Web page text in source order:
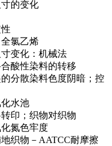
的变化
氯乙烯
变化：机械法
酸性染料的转移
分散染料色度阴暗；控
水池
印；织物对织物
氮色牢度
织物－AATCC耐摩擦